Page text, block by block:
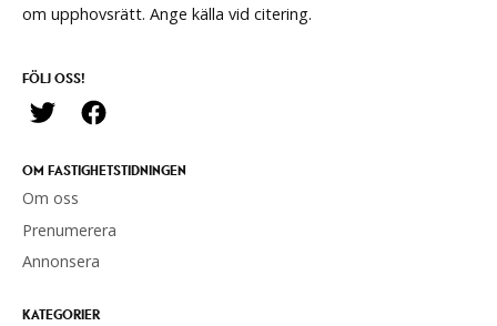
om upphovsrätt. Ange källa vid citering.
FÖLJ OSS!
OM FASTIGHETSTIDNINGEN
Om oss
Prenumerera
Annonsera
KATEGORIER